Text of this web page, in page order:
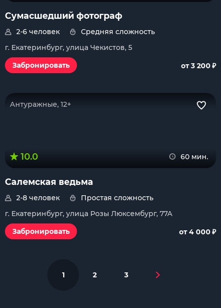
Сумасшедший фотограф
2-6 человек
Средняя сложность
г. Екатеринбург, улица Чекистов, 5
Забронировать
от 3 200 ₽
Антуражные, 12+
10.0 60 мин.
Салемская ведьма
2-8 человек
Простая сложность
г. Екатеринбург, улица Розы Люксембург, 77А
Забронировать
от 4 000 ₽
1 2 3